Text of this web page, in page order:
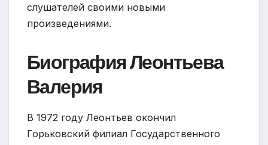
слушателей своими новыми
произведениями.
Биография Леонтьева
Валерия
В 1972 году Леонтьев окончил
Горьковский филиал Государственного